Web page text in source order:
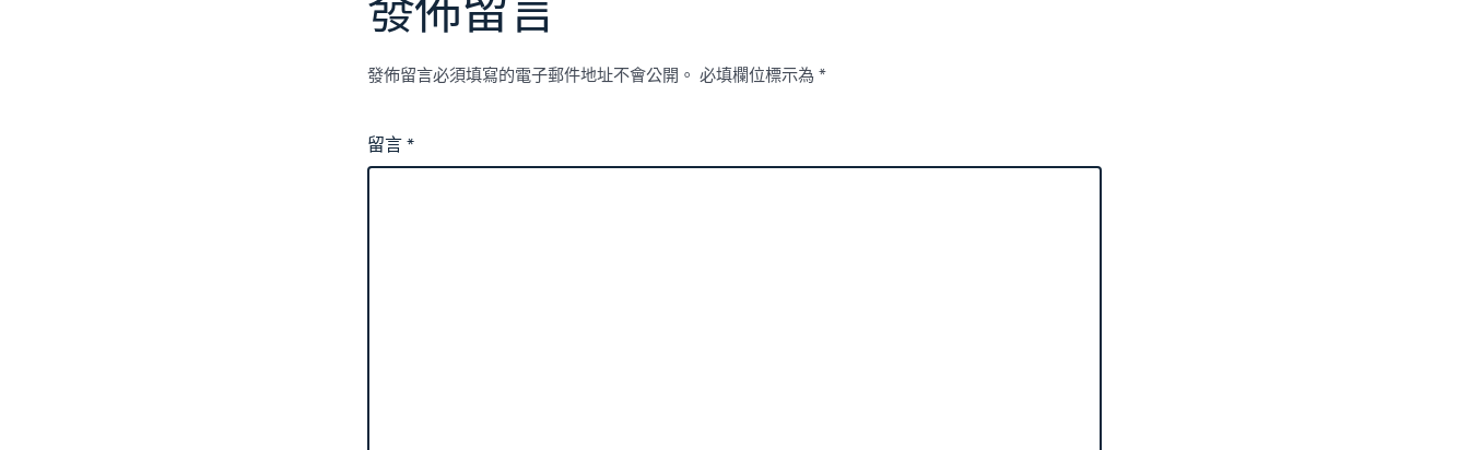
發佈留言
發佈留言必須填寫的電子郵件地址不會公開。 必填欄位標示為 *
留言*